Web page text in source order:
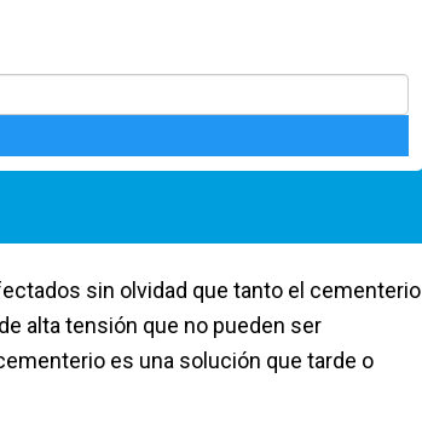
sin olvidad que tanto el cementerio
alta tensión que no pueden ser
es una solución que tarde o